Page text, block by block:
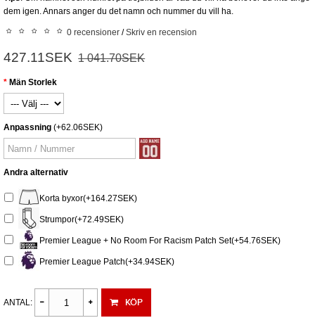
dem igen. Annars anger du det namn och nummer du vill ha.
0 recensioner /Skriv en recension
427.11SEK 1 041.70SEK
Män Storlek
Anpassning (+62.06SEK)
Andra alternativ
Korta byxor(+164.27SEK)
Strumpor(+72.49SEK)
Premier League + No Room For Racism Patch Set(+54.76SEK)
Premier League Patch(+34.94SEK)
ANTAL: KÖP